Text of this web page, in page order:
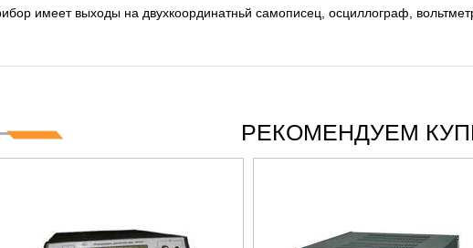
имеет выходы на двухкоординатньй самописец, осциллограф,
РЕКОМЕНДУЕМ